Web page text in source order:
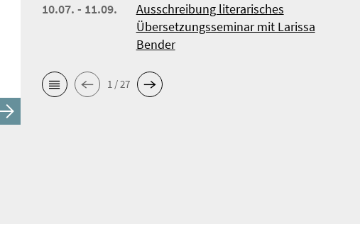
10.07. - 11.09.
Ausschreibung literarisches
Übersetzungsseminar mit Larissa
Bender
1 / 27